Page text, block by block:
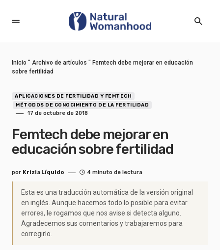
Inicio " Archivo de artículos " Femtech debe mejorar en educación
sobre fertilidad
APLICACIONES DE FERTILIDAD Y FEMTECH
MÉTODOS DE CONOCIMIENTO DE LA FERTILIDAD
17 de octubre de 2018
Femtech debe mejorar en
educación sobre fertilidad
por Krizia Líquido 4 minuto de lectura
Esta es una traducción automática de la versión original
en inglés. Aunque hacemos todo lo posible para evitar
errores, le rogamos que nos avise si detecta alguno.
Agradecemos sus comentarios y trabajaremos para
corregirlo.